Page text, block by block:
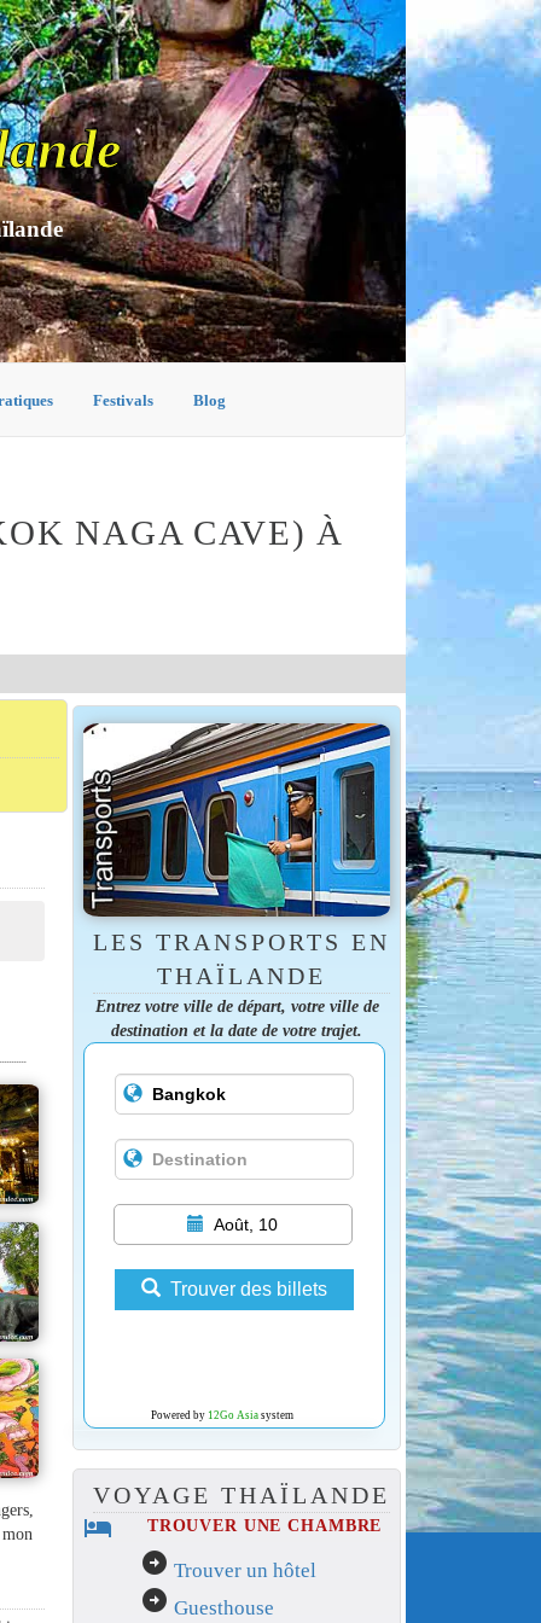
Festivals Blog
NAGA CAVE) À
LES TRANSPORTS EN
THAÏLANDE
Entrez votre ville de départ, votre ville de
destination et la date de votre trajet.
Août, 10
Trouver des billets
Powered by 12Go Asiasystem
VOYAGE THAÏLANDE
hotel TROUVER UNE CHAMBRE
arrow_circle_right Trouver un hôtel
arrow_circle_right Guesthouse